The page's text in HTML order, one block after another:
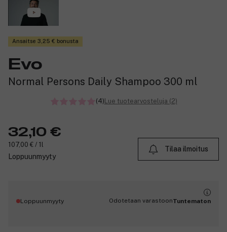
Ansaitse 3,25 € bonusta
Evo
Normal Persons Daily Shampoo 300 ml
(4)Lue tuotearvosteluja (2)
32,10 €
107,00 € / 1l
Loppuunmyyty
Tilaa ilmoitus
Loppuunmyyty Odotetaan varastoonTuntematon